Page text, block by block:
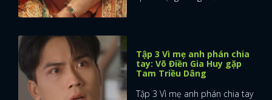
Tập 3 Vì mẹ anh phán chia
tay: Võ Điền Gia Huy gặp
Tam Triều Dâng
Tập 3 Vì mẹ anh phán chia tay